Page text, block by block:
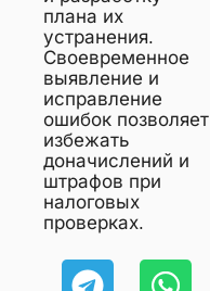
плана их
устранения.
Своевременное
выявление и
исправление
ошибок позволяет
избежать
доначислений и
штрафов при
налоговых
проверках.